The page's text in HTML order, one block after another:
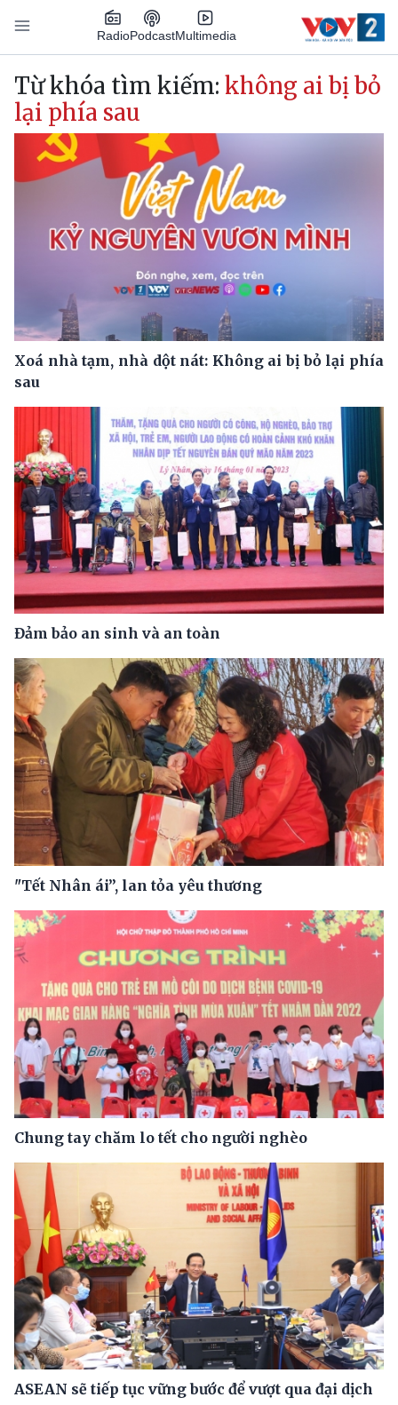
Nhảy đến nội dung
RadioPodcastMultimedia
Main navigation
Từ khóa tìm kiếm: không ai bị bỏ
lại phía sau
Xoá nhà tạm, nhà dột nát: Không ai bị bỏ lại phía
sau
Đảm bảo an sinh và an toàn
"Tết Nhân ái”, lan tỏa yêu thương
Chung tay chăm lo tết cho người nghèo
ASEAN sẽ tiếp tục vững bước để vượt qua đại dịch